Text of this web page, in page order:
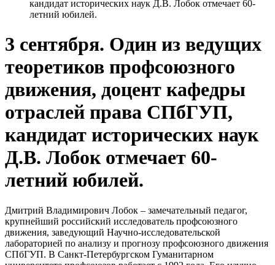
кандидат исторических наук Д.В. Лобок отмечает 60-
летний юбилей.
3 сентября. Один из ведущих
теоретиков профсоюзного
движения, доцент кафедры
отраслей права СПбГУП,
кандидат исторических наук
Д.В. Лобок отмечает 60-
летний юбилей.
Дмитрий Владимирович Лобок – замечательный педагог,
крупнейший российский исследователь профсоюзного
движения, заведующий Научно-исследовательской
лабораторией по анализу и прогнозу профсоюзного движения
СПбГУП. В Санкт-Петербургском Гуманитарном